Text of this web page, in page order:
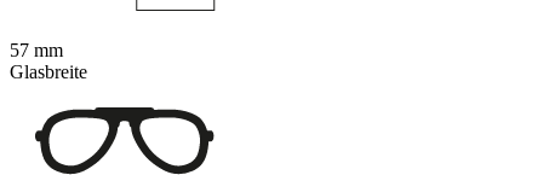
57 mm
Glasbreite